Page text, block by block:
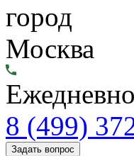
город
Москва
8 (499)
Задать вопрос